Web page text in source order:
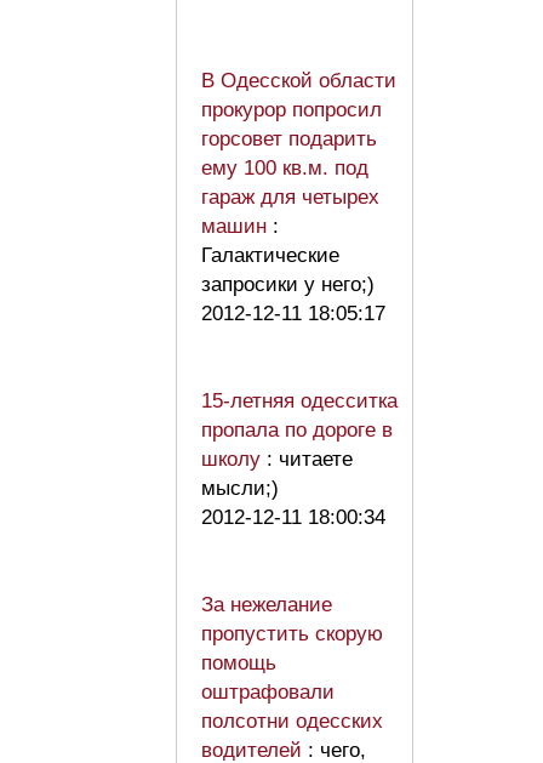
В Одесской области
прокурор попросил
горсовет подарить
ему 100 кв.м. под
гараж для четырех
машин :
Галактические
запросики у него;)
2012-12-11 18:05:17
15-летняя одесситка
пропала по дороге в
школу : читаете
мысли;)
2012-12-11 18:00:34
За нежелание
пропустить скорую
помощь
оштрафовали
полсотни одесских
водителей : чего,